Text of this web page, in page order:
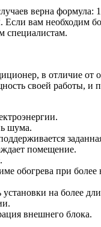
верна формула:
Если вам необходим
специалистам.
в отличие от
своей работы, и
шума.
помещение.
обогрева при более
на более
внешнего блока.